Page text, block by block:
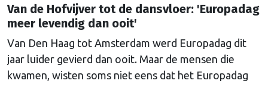
Van de Hofvijver tot de dansvloer: 'Europadag
meer levendig dan ooit'
Van Den Haag tot Amsterdam werd Europadag dit
jaar luider gevierd dan ooit. Maar de mensen die
kwamen, wisten soms niet eens dat het Europadag